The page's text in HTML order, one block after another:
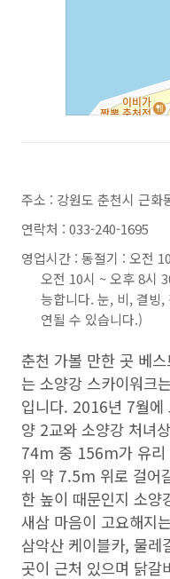
주소 : 강원도 춘천시 근화
연락처 : 033-240-1695
영업시간 : 동절기 : 오전
오전 10시 ~ 오후 8시
능합니다. 눈, 비, 결빙,
연될 수 있습니다.)
춘천 가볼 만한 곳 베
는 소양강 스카이워크
입니다. 2016년 7월에
양 2교와 소양강 처녀
74m 중 156m가 유리
위 약 7.5m 위로 걸어
한 높이 때문인지 소양
새삼 마음이 고요해지
삼악산 케이블카, 물레
곳이 근처 있으며 닭갈